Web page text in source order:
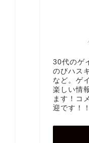
30代のゲ
のびハス
など。ゲ
楽しい情
ます！コ
迎です！！